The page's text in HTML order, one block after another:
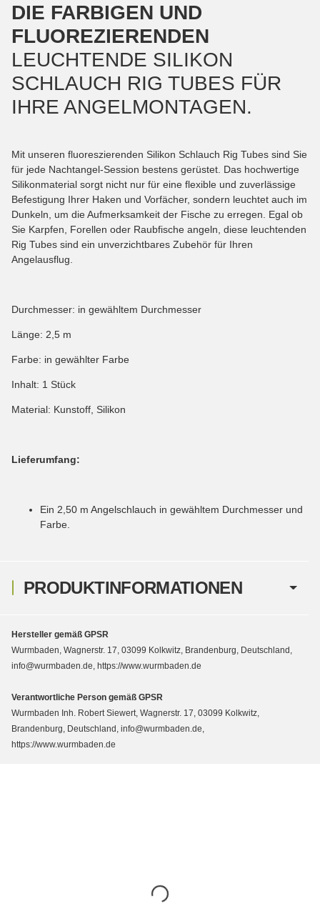
PRODUKTINFORMATIONEN
DIE FARBIGEN UND
FLUOREZIERENDEN
LEUCHTENDE SILIKON
SCHLAUCH RIG TUBES FÜR
IHRE ANGELMONTAGEN.
Mit unseren fluoreszierenden Silikon Schlauch Rig Tubes sind Sie
für jede Nachtangel-Session bestens gerüstet. Das hochwertige
Silikonmaterial sorgt nicht nur für eine flexible und zuverlässige
Befestigung Ihrer Haken und Vorfächer, sondern leuchtet auch im
Dunkeln, um die Aufmerksamkeit der Fische zu erregen. Egal ob
Sie Karpfen, Forellen oder Raubfische angeln, diese leuchtenden
Rig Tubes sind ein unverzichtbares Zubehör für Ihren
Angelausflug.
Durchmesser: in gewähltem Durchmesser
Länge: 2,5 m
Farbe: in gewählter Farbe
Inhalt: 1 Stück
Material: Kunstoff, Silikon
Lieferumfang:
Ein 2,50 m Angelschlauch in gewähltem Durchmesser und
Farbe.
Hersteller gemäß GPSR
Wurmbaden, Wagnerstr. 17, 03099 Kolkwitz, Brandenburg, Deutschland,
info@wurmbaden.de, https://www.wurmbaden.de
Verantwortliche Person gemäß GPSR
Wurmbaden Inh. Robert Siewert, Wagnerstr. 17, 03099 Kolkwitz,
Brandenburg, Deutschland, info@wurmbaden.de,
https://www.wurmbaden.de